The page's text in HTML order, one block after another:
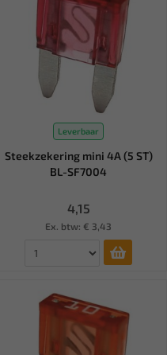
Leverbaar
Steekzekering mini 4A (5 ST)
BL-SF7004
4,15
Ex. btw: € 3,43